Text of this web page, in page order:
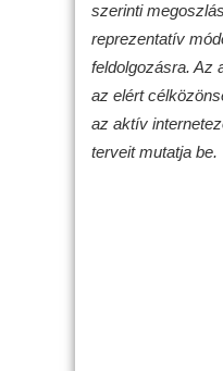
szerinti
reprezentatív
feldolgozásra. Az
az elért
az aktív
terveit mutatja be.